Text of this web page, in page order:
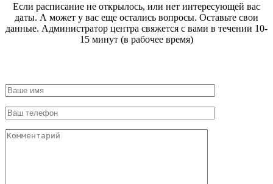
Если расписание не открылось, или нет интересующей вас
даты. А может у вас еще остались вопросы. Оставьте свои
данные. Администратор центра свяжется с вами в течении 10-
15 минут (в рабочее время)